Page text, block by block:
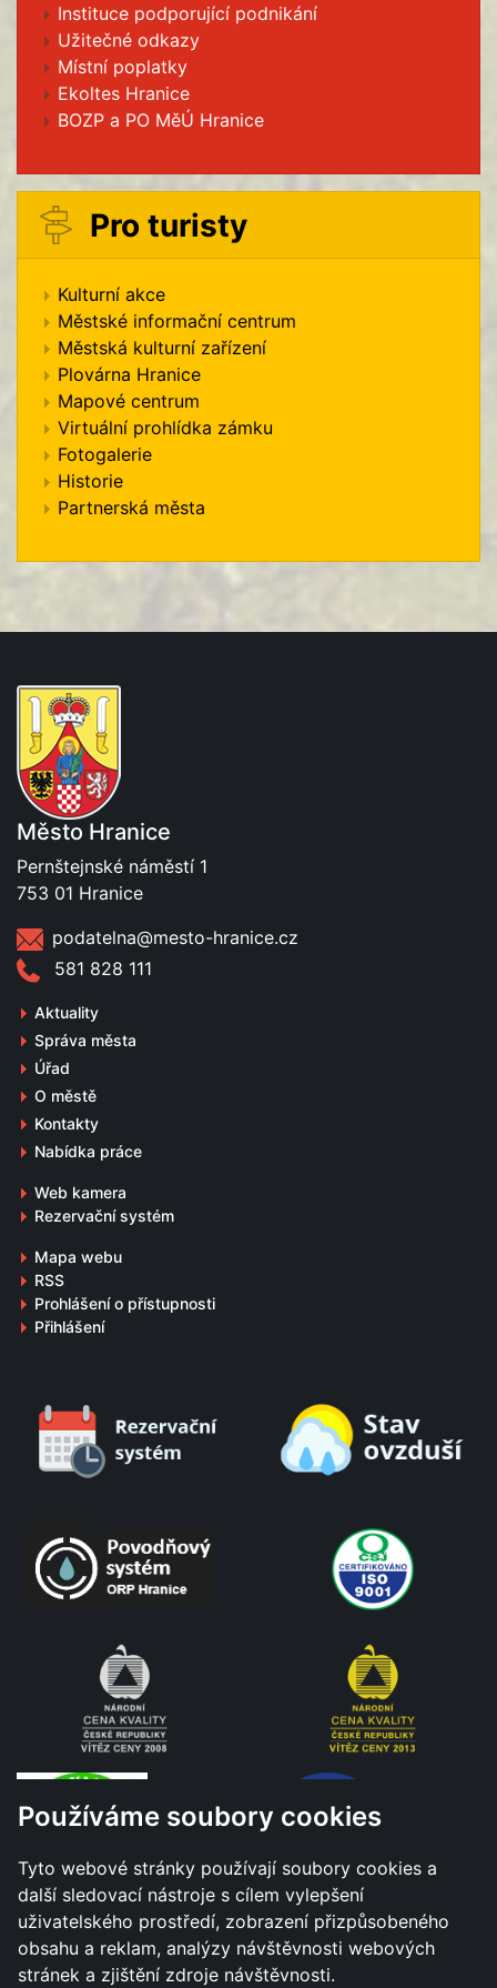
Používáme soubory cookies
Tyto webové stránky používají soubory cookies a
další sledovací nástroje s cílem vylepšení
uživatelského prostředí, zobrazení přizpůsobeného
obsahu a reklam, analýzy návštěvnosti webových
stránek a zjištění zdroje návštěvnosti.
Instituce podporující podnikání
Užitečné odkazy
Místní poplatky
Ekoltes Hranice
BOZP a PO MěÚ Hranice
Pro turisty
Kulturní akce
Městské informační centrum
Městská kulturní zařízení
Plovárna Hranice
Mapové centrum
Virtuální prohlídka zámku
Fotogalerie
Historie
Partnerská města
Město Hranice
Pernštejnské náměstí 1
753 01 Hranice
podatelna@mesto-hranice.cz
581 828 111
Aktuality
Správa města
Úřad
O městě
Kontakty
Nabídka práce
Web kamera
Rezervační systém
Mapa webu
RSS
Prohlášení o přístupnosti
Přihlášení